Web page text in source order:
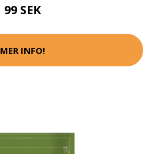
99 SEK
MER INFO!